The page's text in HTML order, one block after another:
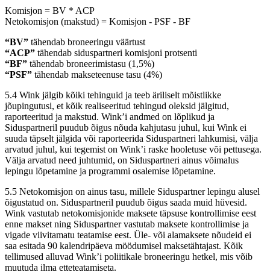
Komisjon = BV * ACP
Netokomisjon (makstud) = Komisjon - PSF - BF
“BV” tähendab broneeringu väärtust
“ACP” tähendab siduspartneri komisjoni protsenti
“BF” tähendab broneerimistasu (1,5%)
“PSF” tähendab makseteenuse tasu (4%)
5.4 Wink jälgib kõiki tehinguid ja teeb äriliselt mõistlikke
jõupingutusi, et kõik realiseeritud tehingud oleksid jälgitud,
raporteeritud ja makstud. Wink’i andmed on lõplikud ja
Siduspartneril puudub õigus nõuda kahjutasu juhul, kui Wink ei
suuda täpselt jälgida või raporteerida Siduspartneri lahkumisi, välja
arvatud juhul, kui tegemist on Wink’i raske hooletuse või pettusega.
Välja arvatud need juhtumid, on Siduspartneri ainus võimalus
lepingu lõpetamine ja programmi osalemise lõpetamine.
5.5 Netokomisjon on ainus tasu, millele Siduspartner lepingu alusel
õigustatud on. Siduspartneril puudub õigus saada muid hüvesid.
Wink vastutab netokomisjonide maksete täpsuse kontrollimise eest
enne makset ning Siduspartner vastutab maksete kontrollimise ja
vigade viivitamatu teatamise eest. Üle- või alamaksete nõudeid ei
saa esitada 90 kalendripäeva möödumisel maksetähtajast. Kõik
tellimused alluvad Wink’i poliitikale broneeringu hetkel, mis võib
muutuda ilma etteteatamiseta.